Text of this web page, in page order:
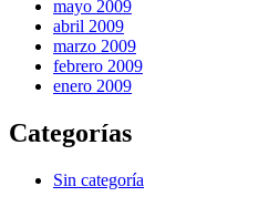
mayo 2009
abril 2009
marzo 2009
febrero 2009
enero 2009
Categorías
Sin categoría